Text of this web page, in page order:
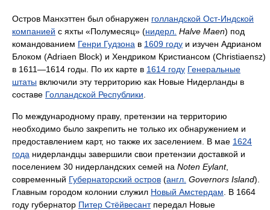
Остров Манхэттен был обнаружен голландской Ост-Индской
компанией с яхты «Полумесяц» (нидерл. Halve Maen) под
командованием Генри Гудзона в 1609 году и изучен Адрианом
Блоком (Adriaen Block) и Хендриком Кристиансом (Christiaensz)
в 1611—1614 годы. По их карте в 1614 году Генеральные
штаты включили эту территорию как Новые Нидерланды в
составе Голландской Республики
По международному праву, претензии на территорию
необходимо было закрепить не только их обнаружением и
предоставлением карт, но также их заселением. В мае 1624
года нидерландцы завершили свои претензии доставкой и
поселением 30 нидерландских семей на Noten Eylant,
современный Губернаторский остров (англ. Governors Island).
Главным городом колонии служил Новый Амстердам . В 1664
году губернатор Питер Стёйвесантпередал Новые